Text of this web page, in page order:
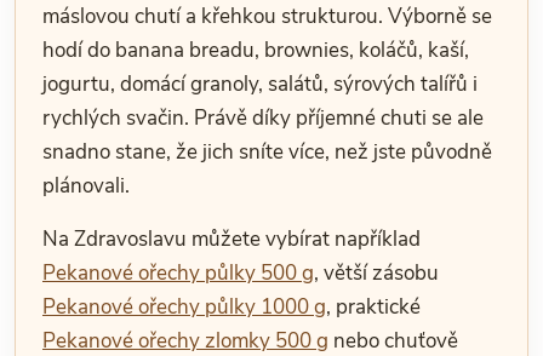
máslovou chutí a křehkou strukturou. Výborně se
hodí do banana breadu, brownies, koláčů, kaší,
jogurtu, domácí granoly, salátů, sýrových talířů i
rychlých svačin. Právě díky příjemné chuti se ale
snadno stane, že jich sníte více, než jste původně
plánovali.
Na Zdravoslavu můžete vybírat například
Pekanové ořechy půlky 500 g, větší zásobu
Pekanové ořechy půlky 1000 g, praktické
Pekanové ořechy zlomky 500 g nebo chuťově